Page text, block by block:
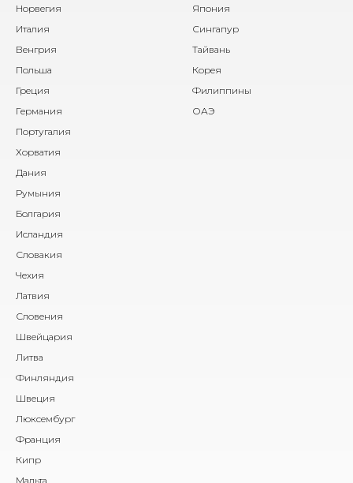
Норвегия
Италия
Венгрия
Польша
Греция
Германия
Португалия
Хорватия
Дания
Румыния
Болгария
Исландия
Словакия
Чехия
Латвия
Словения
Швейцария
Литва
Финляндия
Швеция
Люксембург
Франция
Кипр
Мальта
Япония
Сингапур
Тайвань
Корея
Филиппины
ОАЭ